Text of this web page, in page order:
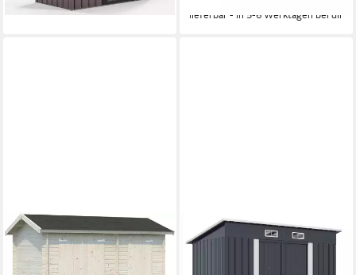
lieferbar - in 5-6 Werktagen bei dir
PALMAKO
Gerätehaus Jari, BxT:
440x286 cm, transparent
COSTWAY
Gerätehaus, BxT: 213x112 cm,
(1 St), Geräteschuppen, mit